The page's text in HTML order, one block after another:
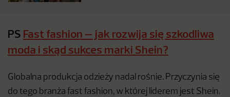
PS Fast fashion – jak rozwija się szkodliwa
moda i skąd sukces marki Shein?
Globalna produkcja odzieży nadal rośnie. Przyczynia się
do tego branża fast fashion, w której liderem jest Shein.